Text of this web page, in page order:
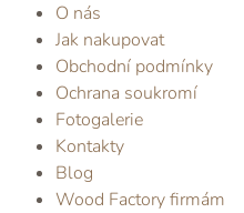
O nás
Jak nakupovat
Obchodní podmínky
Ochrana soukromí
Fotogalerie
Kontakty
Blog
Wood Factory firmám